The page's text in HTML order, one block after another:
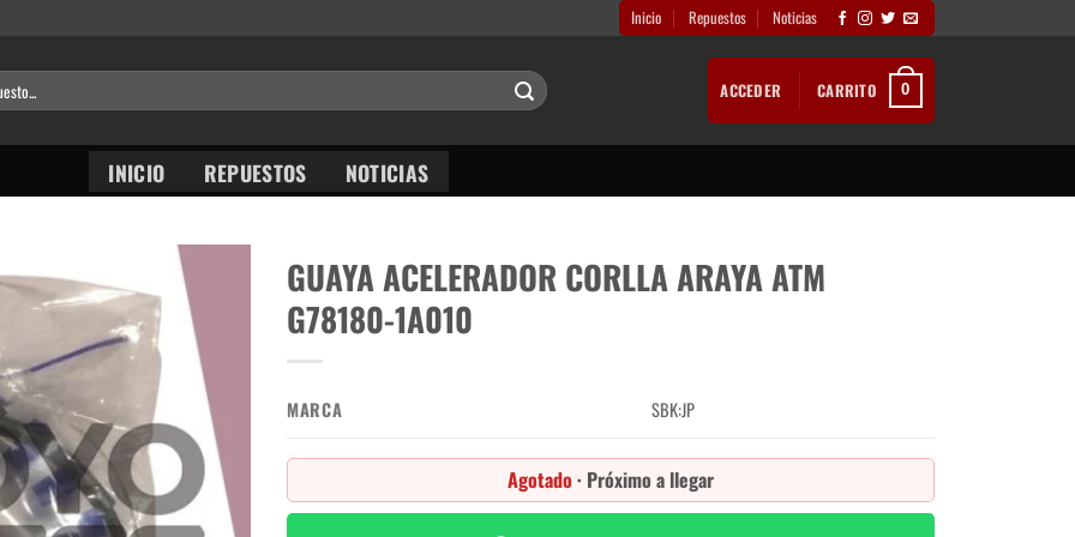
Inicio Repuestos Noticias
ACCEDER CARRITO 0
INICIO REPUESTOS NOTICIAS
GUAYA ACELERADOR CORLLA ARAYA ATM
G78180-1A010
MARCA SBK:JP
Agotado · Próximo a llegar